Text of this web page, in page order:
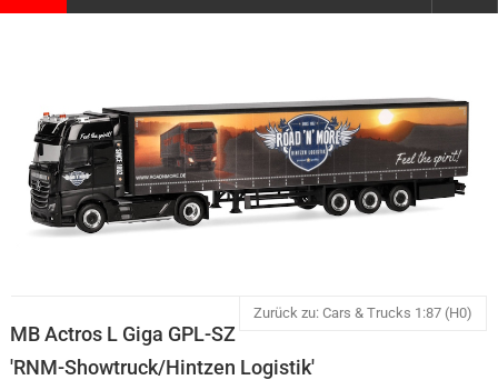
Zurück zu: Cars & Trucks 1:87 (H0)
MB Actros L Giga GPL-SZ
'RNM-Showtruck/Hintzen Logistik'